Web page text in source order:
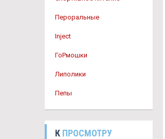
Пероральные
Inject
ГоРмошки
Липолики
Пепы
К ПРОСМОТРУ